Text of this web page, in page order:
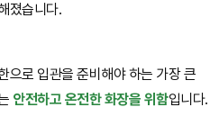
졌습니다.
으로 입관을 준비해야 하는 가장 큰
안전하고 온전한 화장을 위함입니다.